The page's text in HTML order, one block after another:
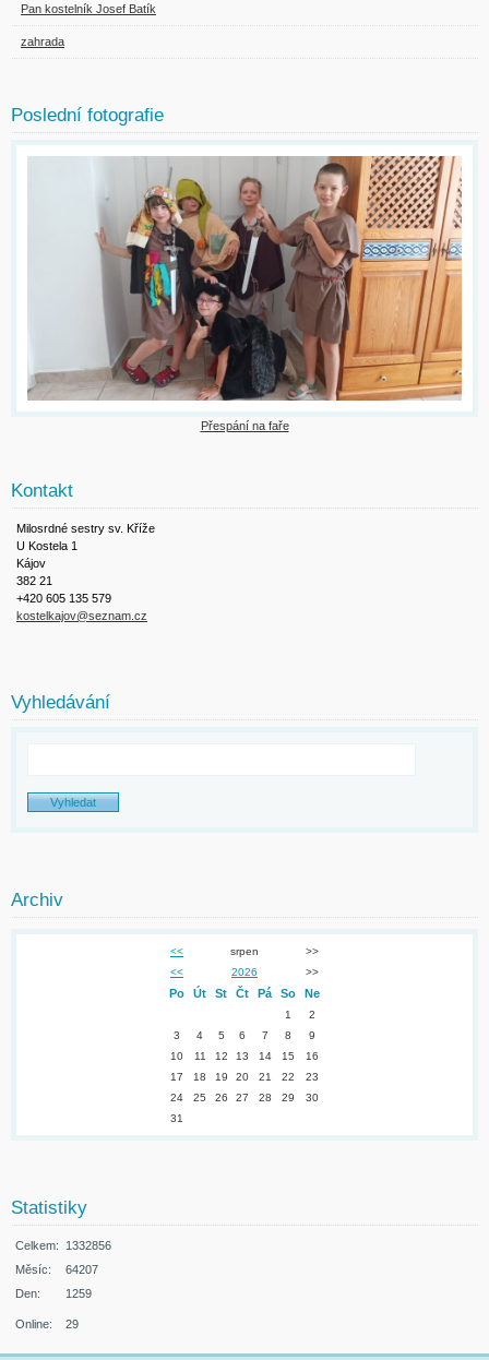
Pan kostelník Josef Batík
zahrada
Poslední fotografie
Přespání na faře
Kontakt
Milosrdné sestry sv. Kříže
U Kostela 1
Kájov
382 21
+420 605 135 579
kostelkajov@seznam.cz
Vyhledávání
Archiv
<< srpen
>>
<<
2026 >>
Po Út St Čt Pá So Ne
1
2
3
4 5 6 7 8
9
10
11 12 13 14 15
16
17
18 19 20 21 22
23
24
25 26 27 28 29
30
31
Statistiky
Online: 29
Celkem:
1332856
Měsíc:
64207
Den:
1259